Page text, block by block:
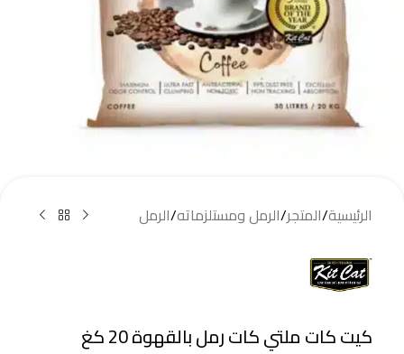
الرئيسية/المتجر/الرمل ومستلزماته/الرمل
كيت كات ملتي كات رمل بالقهوة 20 كغ